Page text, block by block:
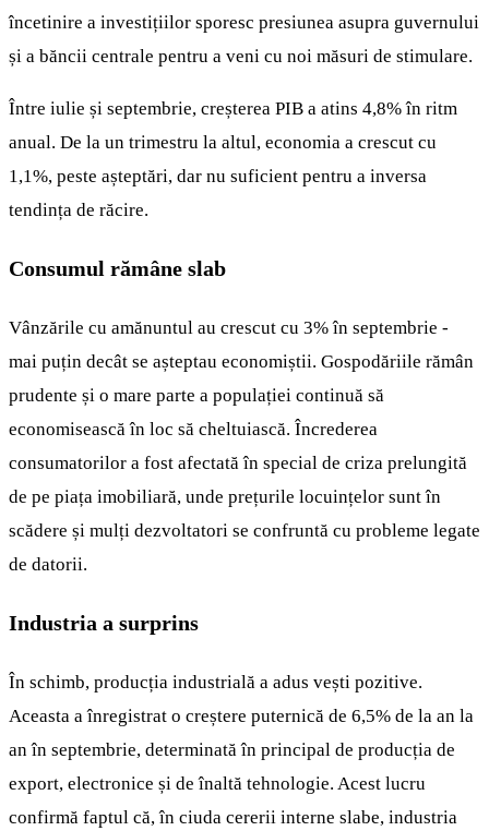
încetinire a investițiilor sporesc presiunea asupra guvernului
și a băncii centrale pentru a veni cu noi măsuri de stimulare.
Între iulie și septembrie, creșterea PIB a atins 4,8% în ritm
anual. De la un trimestru la altul, economia a crescut cu
1,1%, peste așteptări, dar nu suficient pentru a inversa
tendința de răcire.
Consumul rămâne slab
Vânzările cu amănuntul au crescut cu 3% în septembrie -
mai puțin decât se așteptau economiștii. Gospodăriile rămân
prudente și o mare parte a populației continuă să
economisească în loc să cheltuiască. Încrederea
consumatorilor a fost afectată în special de criza prelungită
de pe piața imobiliară, unde prețurile locuințelor sunt în
scădere și mulți dezvoltatori se confruntă cu probleme legate
de datorii.
Industria a surprins
În schimb, producția industrială a adus vești pozitive.
Aceasta a înregistrat o creștere puternică de 6,5% de la an la
an în septembrie, determinată în principal de producția de
export, electronice și de înaltă tehnologie. Acest lucru
confirmă faptul că, în ciuda cererii interne slabe, industria